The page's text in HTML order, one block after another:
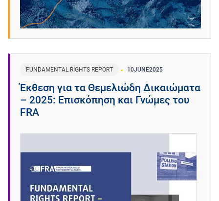
FUNDAMENTAL RIGHTS REPORT 10JUNE2025
Έκθεση για τα Θεμελιώδη Δικαιώματα
– 2025: Επισκόπηση και Γνώμες του
FRA